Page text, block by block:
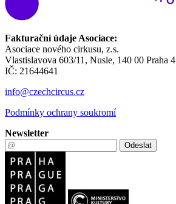
Fakturační údaje Asociace:
Asociace nového cirkusu, z.s.
Vlastislavova 603/11, Nusle, 140 00 Praha 4
IČ: 21644641
info@czechcircus.cz
Podmínky ochrany soukromí
Newsletter
Odeslat